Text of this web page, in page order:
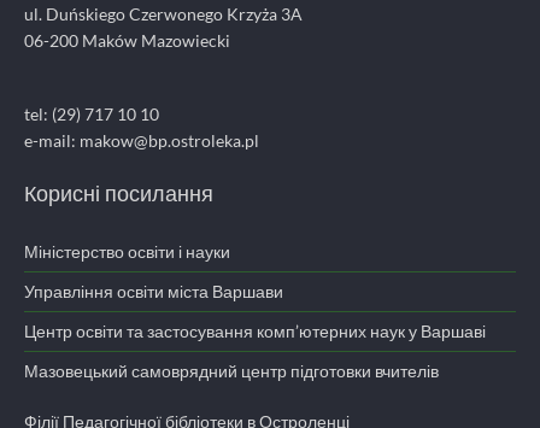
ul. Duńskiego Czerwonego Krzyża 3A
06-200 Maków Mazowiecki
tel: (29) 717 10 10
e-mail: makow@bp.ostroleka.pl
Корисні посилання
Міністерство освіти і науки
Управління освіти міста Варшави
Центр освіти та застосування комп’ютерних наук у Варшаві
Мазовецький самоврядний центр підготовки вчителів
Філії Педагогічної бібліотеки в Остроленці